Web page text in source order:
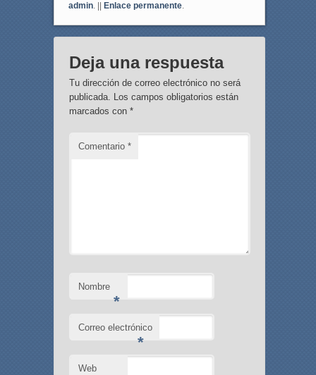
admin. || Enlace permanente.
Deja una respuesta
Tu dirección de correo electrónico no será
publicada. Los campos obligatorios están
marcados con *
Comentario *
Nombre
*
Correo electrónico
*
Web